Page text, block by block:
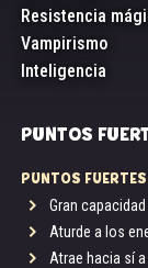
Resistencia
Vampirismo
Inteligencia
PUNTOS
PUNTOS
Gran
Aturde a los
Atrae hacia sí